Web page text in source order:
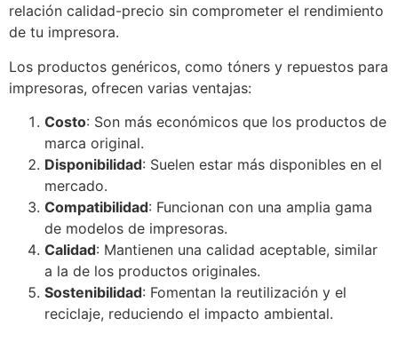
relación calidad-precio sin comprometer el rendimiento
de tu impresora.
Los productos genéricos, como tóners y repuestos para
impresoras, ofrecen varias ventajas:
Costo: Son más económicos que los productos de
marca original.
Disponibilidad: Suelen estar más disponibles en el
mercado.
Compatibilidad: Funcionan con una amplia gama
de modelos de impresoras.
Calidad: Mantienen una calidad aceptable, similar
a la de los productos originales.
Sostenibilidad: Fomentan la reutilización y el
reciclaje, reduciendo el impacto ambiental.